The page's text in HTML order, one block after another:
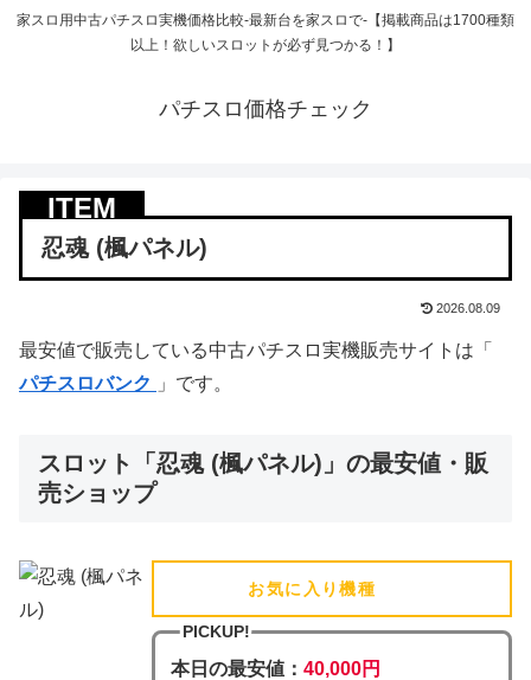
家スロ用中古パチスロ実機価格比較-最新台を家スロで-【掲載商品は1700種類
以上！欲しいスロットが必ず見つかる！】
パチスロ価格チェック
忍魂 (楓パネル)
2026.08.09
最安値で販売している中古パチスロ実機販売サイトは「
パチスロバンク
」です。
スロット「忍魂 (楓パネル)」の最安値・販
売ショップ
お気に入り機種
PICKUP!
本日の最安値：40,000円